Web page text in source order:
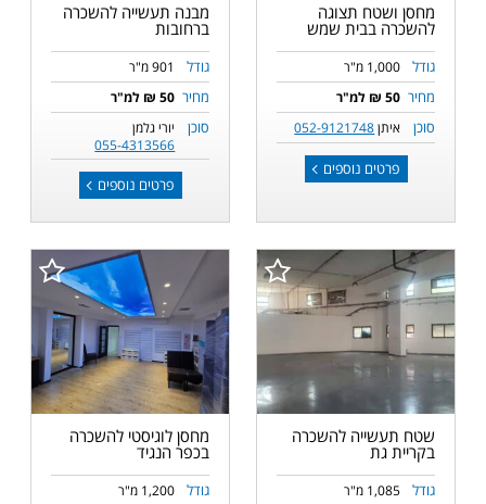
מחסן ושטח תצוגה
להשכרה בבית שמש
גודל 1,000 מ"ר
מחיר 50 ₪ למ"ר
סוכן איתן052-9121748
פרטים נוספים
מבנה תעשייה להשכרה
ברחובות
גודל 901 מ"ר
מחיר 50 ₪ למ"ר
סוכן
יורי גלמן
055-4313566
פרטים נוספים
שטח תעשייה להשכרה
בקריית גת
גודל 1,085 מ"ר
מחסן לוגיסטי להשכרה
בכפר הנגיד
גודל 1,200 מ"ר